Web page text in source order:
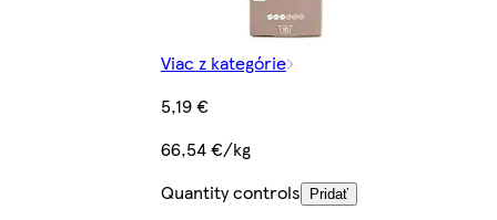
Viac z kategórie
5,19 €
66,54 €/kg
Quantity controls
Pridať